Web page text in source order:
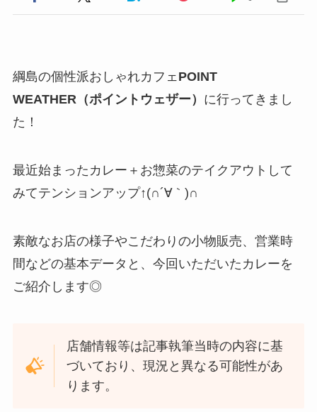
綱島の個性派おしゃれカフェPOINT
WEATHER（ポイントウェザー） に行ってきまし
た！
最近始まったカレー＋お惣菜のテイクアウトして
みてテンションアップ↑(∩´∀｀)∩
素敵なお店の様子やこだわりの小物販売、営業時
間などの基本データと、今回いただいたカレーを
ご紹介します◎
店舗情報等は記事執筆当時の内容に基
づいており、現況と異なる可能性があ
ります。